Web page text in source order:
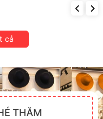
cả
THĂM